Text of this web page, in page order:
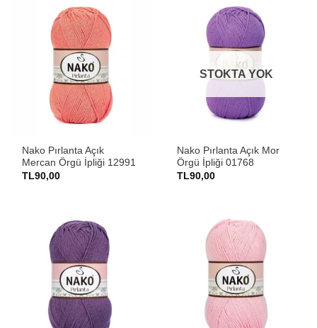
Nako Pırlanta Açık
Mercan Örgü İpliği 12991
TL90,00
STOKTA YOK
Nako Pırlanta Açık Mor
Örgü İpliği 01768
TL90,00